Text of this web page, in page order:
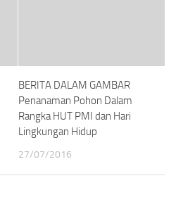
BERITA DALAM GAMBAR
Penanaman Pohon Dalam
Rangka HUT PMI dan Hari
Lingkungan Hidup
27/07/2016